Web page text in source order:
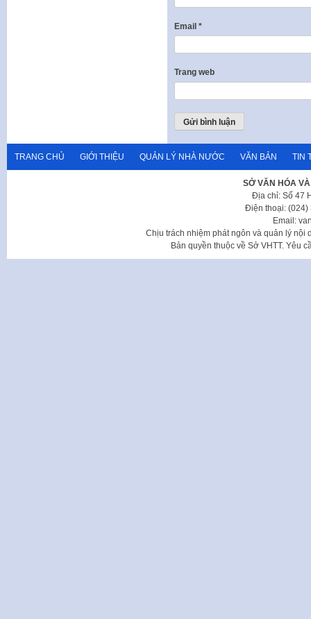
Email *
Trang web
TRANG CHỦ GIỚI THIỆU QUẢN LÝ NHÀ NƯỚC VĂN BẢN TIN
SỞ VĂN HÓA
Địa chỉ: Số 47
Điện thoại: (024)
Email:
Chịu trách nhiệm phát ngôn và quản lý nội
Bản quyền thuộc về Sở VHTT. Yêu